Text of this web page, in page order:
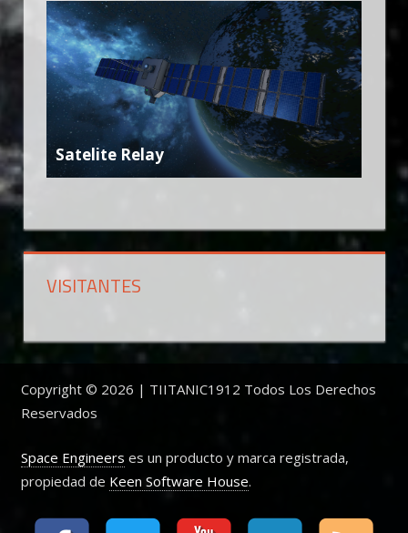
Satelite Relay
VISITANTES
Copyright © 2026 | TIITANIC1912 Todos Los Derechos
Reservados
Space Engineers es un producto y marca registrada,
propiedad de Keen Software House.